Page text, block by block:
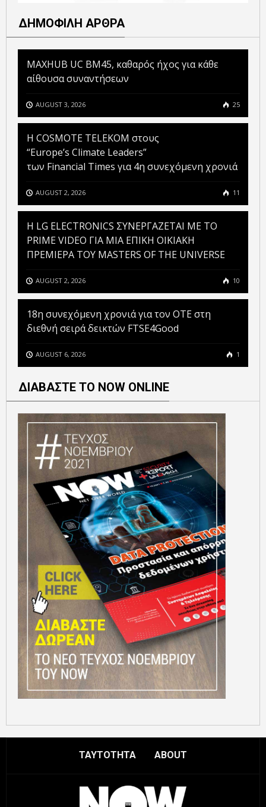
ΔΗΜΟΦΙΛΗ ΑΡΘΡΑ
MAXHUB UC BM45, καθαρός ήχος για κάθε
αίθουσα συναντήσεων
AUGUST 3, 2026 25
Η COSMOTE TELEKOM στους
“Europe’s Climate Leaders”
των Financial Times για 4η συνεχόμενη χρονιά
AUGUST 2, 2026 11
H LG ELECTRONICS ΣΥΝΕΡΓΑΖΕΤΑΙ ΜΕ ΤΟ
PRIME VIDEO ΓΙΑ ΜΙΑ ΕΠΙΚΗ ΟΙΚΙΑΚΗ
ΠΡΕΜΙΕΡΑ ΤΟΥ MASTERS OF THE UNIVERSE
AUGUST 2, 2026 10
18η συνεχόμενη χρονιά για τον ΟΤΕ στη
διεθνή σειρά δεικτών FTSE4Good
AUGUST 6, 2026 1
ΔΙΑΒΑΣΤΕ ΤΟ NOW ONLINE
ΤΑΥΤΟΤΗΤΑ ABOUT